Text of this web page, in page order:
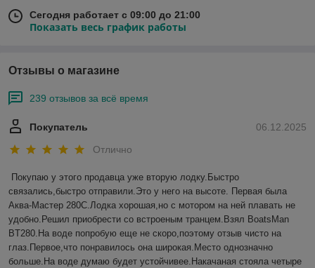
Сегодня работает с 09:00 до 21:00
Показать весь график работы
Отзывы о магазине
239 отзывов за всё время
06.12.2025
Покупатель
Отлично
Покупаю у этого продавца уже вторую лодку.Быстро
связались,быстро отправили.Это у него на высоте. Первая была
Аква-Мастер 280С.Лодка хорошая,но с мотором на ней плавать не
удобно.Решил приобрести со встроеным транцем.Взял BoatsMan
BT280.На воде попробую еще не скоро,поэтому отзыв чисто на
глаз.Первое,что понравилось она широкая.Место однозначно
больше.На воде думаю будет устойчивее.Накачаная стояла четыре